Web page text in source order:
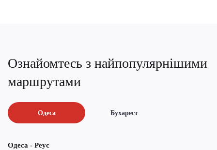
Ознайомтесь з найпопулярнішими
маршрутами
Одеса Бухарест
Одеса - Реус